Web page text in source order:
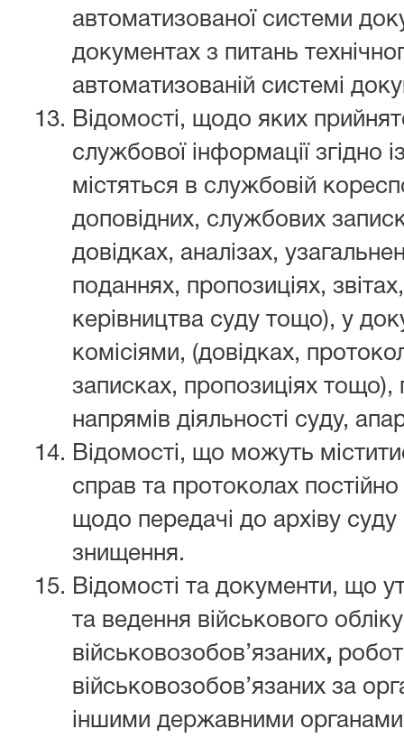
автоматизованої системи
документах з питань
автоматизованій системі
Відомості, щодо яких
службової інформації згідно
містяться в службовій
доповідних, службових
довідках, аналізах,
поданнях, пропозиціях,
керівництва суду тощо), у
комісіями, (довідках,
записках, пропозиціях тощо),
напрямів діяльності суду,
Відомості, що можуть
справ та протоколах постійно
щодо передачі до архіву суду
знищення.
Відомості та документи, що
та ведення військового
військовозобов’язаних,
військовозобов’язаних за
іншими державними